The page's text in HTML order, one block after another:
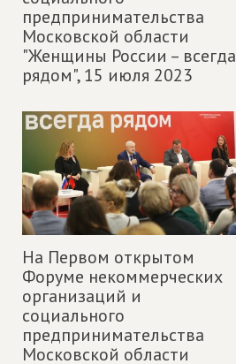
предпринимательства
Московской области
"Женщины России – всегда
рядом",15 июля 2023
На Первом открытом
Форуме некоммерческих
организаций и
социального
предпринимательства
Московской области